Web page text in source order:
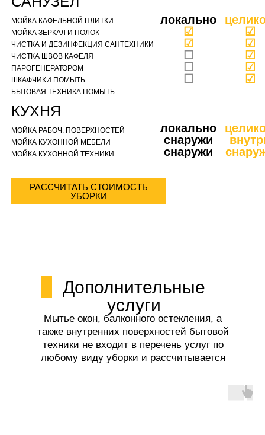
МОЙКА КАФЕЛЬНОЙ ПЛИТКИ
МОЙКА ЗЕРКАЛ И ПОЛОК
ЧИСТКА И ДЕЗИНФЕКЦИЯ САНТЕХНИКИ
ЧИСТКА ШВОВ КАФЕЛЯ
ПАРОГЕНЕРАТОРОМ
ШКАФЧИКИ ПОМЫТЬ
БЫТОВАЯ ТЕХНИКА ПОМЫТЬ
локально
☑
☑
☐
☐
☐
МОЙКА РАБОЧ. ПОВЕРХНОСТЕЙ
МОЙКА КУХОННОЙ МЕБЕЛИ
МОЙКА КУХОННОЙ ТЕХНИКИ
КУХНЯ
локально
снаружи
снаружи
☑
☑
☑
☑
☑
РАССЧИТАТЬ СТОИМОСТЬ
УБОРКИ
Дополнительные
услуги
Мытье окон, балконного остекления, а
также внутренних поверхностей бытовой
техники не входит в перечень услуг по
любому виду уборки и рассчитывается